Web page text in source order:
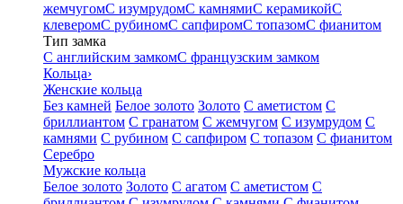
жемчугомС изумрудомС камнямиС керамикойС
клеверомС рубиномС сапфиромС топазомС фианитом
Тип замка
С английским замкомС французским замком
Кольца›
Женские кольца
Без камней Белое золото Золото С аметистом С
бриллиантом С гранатом С жемчугом С изумрудом С
камнями С рубином С сапфиром С топазом С фианитом
Серебро
Мужские кольца
Белое золото Золото С агатом С аметистом С